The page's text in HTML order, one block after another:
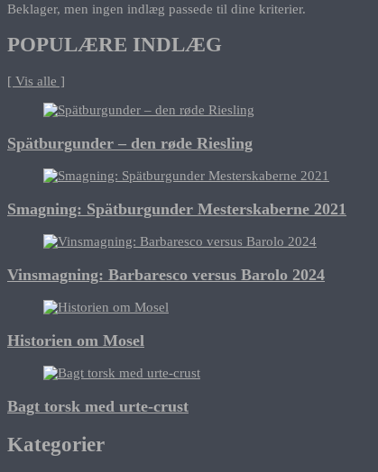
Beklager, men ingen indlæg passede til dine kriterier.
POPULÆRE INDLÆG
[ Vis alle ]
Spätburgunder – den røde Riesling
Smagning: Spätburgunder Mesterskaberne 2021
Vinsmagning: Barbaresco versus Barolo 2024
Historien om Mosel
Bagt torsk med urte-crust
Kategorier